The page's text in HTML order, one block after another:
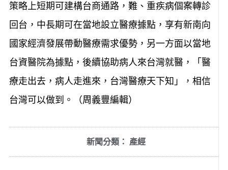
策略上短期可建構台商通路，難、重疾病個案轉診
回台，中長期可在當地設立醫療據點，享有新南向
國家經濟發展帶動醫療需求優勢，另一方面以當地
台資醫院為據點，後續協助病人來台灣就醫，「醫
療走出去，病人走進來，台灣醫療天下知」，相信
台灣可以做到。（周義豐編輯）
新聞分類： 產經